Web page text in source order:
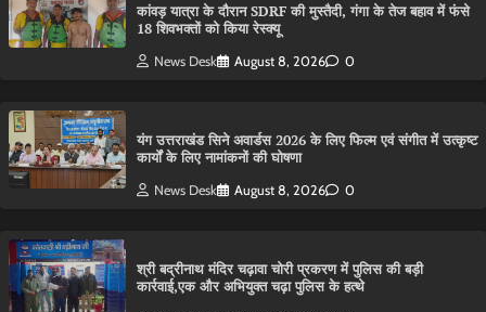
कांवड़ यात्रा के दौरान SDRF की मुस्तैदी, गंगा के तेज बहाव में फंसे
18 शिवभक्तों को किया रेस्क्यू
News Desk August 8, 2026 0
यंग उत्तराखंड सिने अवार्डस 2026 के लिए फिल्म एवं संगीत में उत्कृष्ट
कार्यों के लिए नामांकनों की घोषणा
News Desk August 8, 2026 0
श्री बद्रीनाथ मंदिर चढ़ावा चोरी प्रकरण में पुलिस की बड़ी
कार्रवाई,एक और अभियुक्त चढ़ा पुलिस के हत्थे